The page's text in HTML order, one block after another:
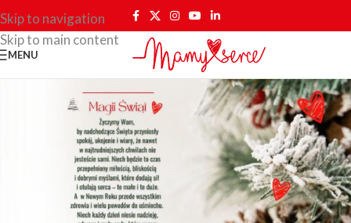
Skip to navigation
Skip to main content
MENU